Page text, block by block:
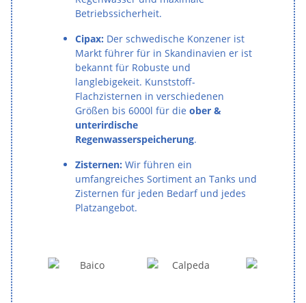
Betriebssicherheit.
Cipax: Der schwedische Konzener ist
Markt führer für in Skandinavien er ist
bekannt für Robuste und
langlebigekeit. Kunststoff-
Flachzisternen in verschiedenen
Größen bis 6000l für die ober &
unterirdische
Regenwasserspeicherung.
Zisternen: Wir führen ein
umfangreiches Sortiment an Tanks und
Zisternen für jeden Bedarf und jedes
Platzangebot.